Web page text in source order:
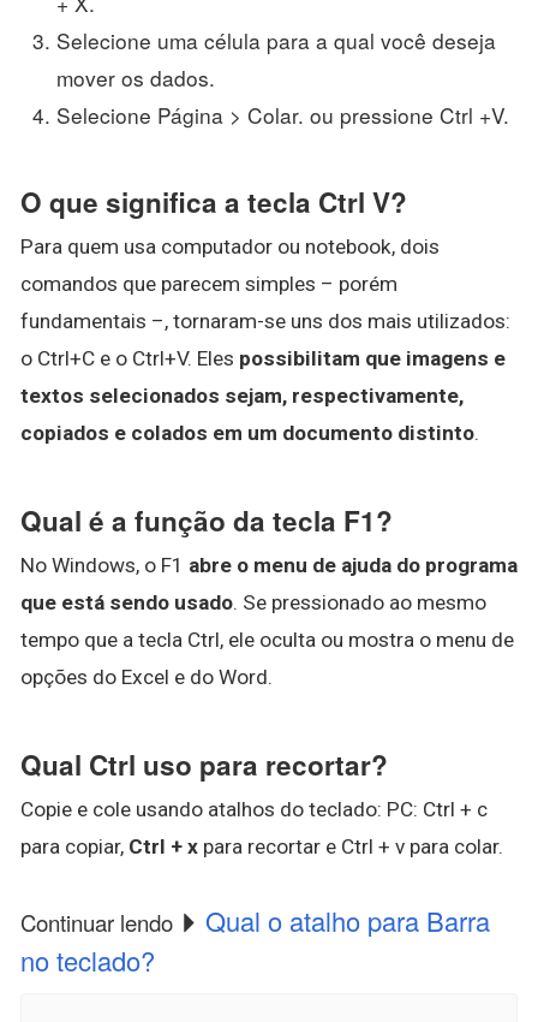
Selecione uma célula para a qual você deseja
mover os dados.
Selecione Página > Colar. ou pressione Ctrl +V.
O que significa a tecla Ctrl V?
Para quem usa computador ou notebook, dois
comandos que parecem simples – porém
fundamentais –, tornaram-se uns dos mais utilizados:
o Ctrl+C e o Ctrl+V. Eles possibilitam que imagens e
textos selecionados sejam, respectivamente,
copiados e colados em um documento distinto.
Qual é a função da tecla F1?
No Windows, o F1 abre o menu de ajuda do programa
que está sendo usado. Se pressionado ao mesmo
tempo que a tecla Ctrl, ele oculta ou mostra o menu de
opções do Excel e do Word.
Qual Ctrl uso para recortar?
Copie e cole usando atalhos do teclado: PC: Ctrl + c
para copiar, Ctrl + x para recortar e Ctrl + v para colar.
Continuar lendo
Qual o atalho para Barra
no teclado?